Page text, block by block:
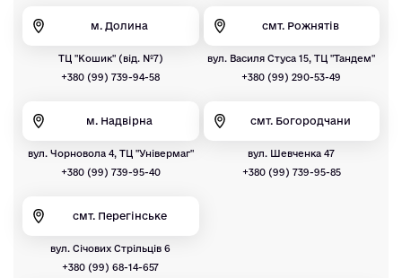
м. Долина
ТЦ "Кошик" (від. №7)
+380 (99) 739-94-58
смт. Рожнятів
вул. Василя Стуса 15, ТЦ "Тандем"
+380 (99) 290-53-49
м. Надвірна
вул. Чорновола 4, ТЦ "Універмаг"
+380 (99) 739-95-40
смт. Богородчани
вул. Шевченка 47
+380 (99) 739-95-85
смт. Перегінське
вул. Січових Стрільців 6
+380 (99) 68-14-657